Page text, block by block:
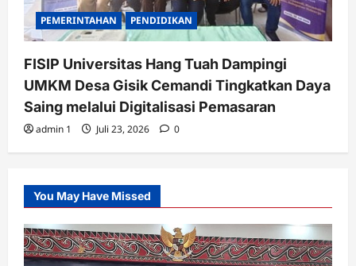
PEMERINTAHAN PENDIDIKAN
FISIP Universitas Hang Tuah Dampingi
UMKM Desa Gisik Cemandi Tingkatkan Daya
Saing melalui Digitalisasi Pemasaran
admin 1 Juli 23, 2026 0
You May Have Missed